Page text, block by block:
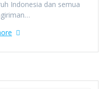
Indonesia dan semua